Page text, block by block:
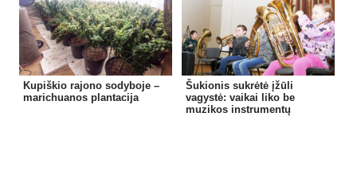
Kupiškio rajono sodyboje –
marichuanos plantacija
Šukionis sukrėtė įžūli
vagystė: vaikai liko be
muzikos instrumentų